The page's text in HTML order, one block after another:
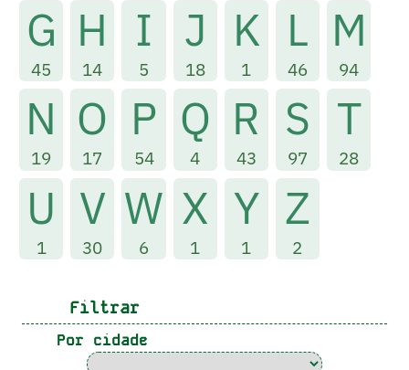
G
45
H
14
I
5
J
18
K
1
L
46
M
94
N
19
O
17
P
54
Q
4
R
43
S
97
T
28
U
1
V
30
W
6
X
1
Y
1
Z
2
Filtrar
Por cidade